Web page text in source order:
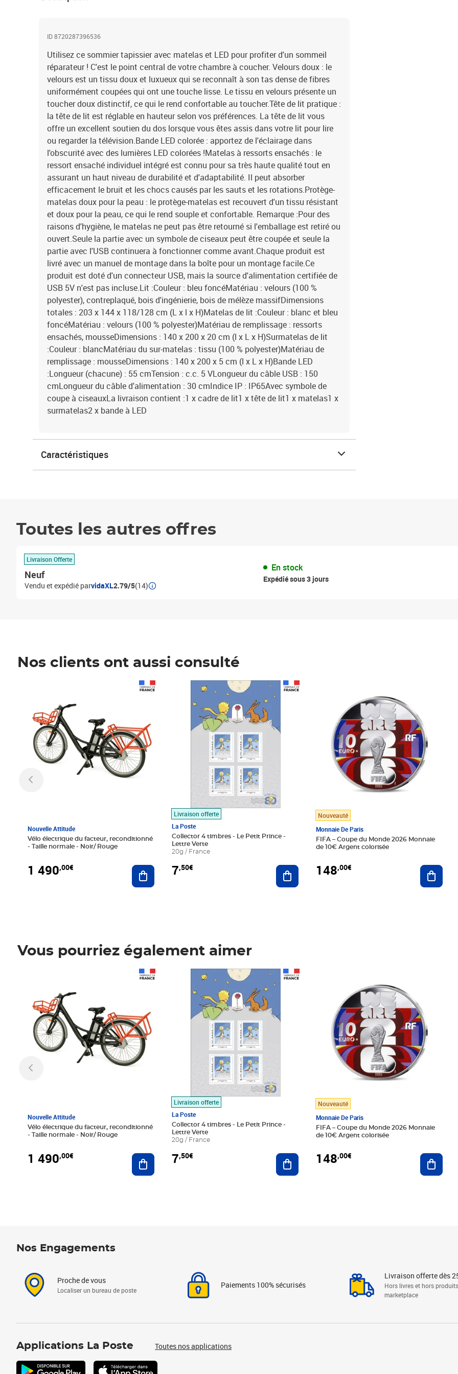
ID 8720287396536
Utilisez ce sommier tapissier avec matelas et LED pour profiter d'un sommeil
réparateur ! C'est le point central de votre chambre à coucher. Velours doux : le
velours est un tissu doux et luxueux qui se reconnaît à son tas dense de fibres
uniformément coupées qui ont une touche lisse. Le tissu en velours présente un
toucher doux distinctif, ce qui le rend confortable au toucher.Tête de lit pratique :
la tête de lit est réglable en hauteur selon vos préférences. La tête de lit vous
offre un excellent soutien du dos lorsque vous êtes assis dans votre lit pour lire
ou regarder la télévision.Bande LED colorée : apportez de l'éclairage dans
l'obscurité avec des lumières LED colorées !Matelas à ressorts ensachés : le
ressort ensaché individuel intégré est connu pour sa très haute qualité tout en
assurant un haut niveau de durabilité et d'adaptabilité. Il peut absorber
efficacement le bruit et les chocs causés par les sauts et les rotations.Protège-
matelas doux pour la peau : le protège-matelas est recouvert d'un tissu résistant
et doux pour la peau, ce qui le rend souple et confortable. Remarque :Pour des
raisons d'hygiène, le matelas ne peut pas être retourné si l'emballage est retiré ou
ouvert.Seule la partie avec un symbole de ciseaux peut être coupée et seule la
partie avec l'USB continuera à fonctionner comme avant.Chaque produit est
livré avec un manuel de montage dans la boîte pour un montage facile.Ce
produit est doté d'un connecteur USB, mais la source d'alimentation certifiée de
USB 5V n'est pas incluse.Lit :Couleur : bleu foncéMatériau : velours (100 %
polyester), contreplaqué, bois d'ingénierie, bois de mélèze massifDimensions
totales : 203 x 144 x 118/128 cm (L x l x H)Matelas de lit :Couleur : blanc et bleu
foncéMatériau : velours (100 % polyester)Matériau de remplissage : ressorts
ensachés, mousseDimensions : 140 x 200 x 20 cm (l x L x H)Surmatelas de lit
:Couleur : blancMatériau du sur-matelas : tissu (100 % polyester)Matériau de
remplissage : mousseDimensions : 140 x 200 x 5 cm (l x L x H)Bande LED
:Longueur (chacune) : 55 cmTension : c.c. 5 VLongueur du câble USB : 150
cmLongueur du câble d'alimentation : 30 cmIndice IP : IP65Avec symbole de
coupe à ciseauxLa livraison contient :1 x cadre de lit1 x tête de lit1 x matelas1 x
surmatelas2 x bande à LED
Caractéristiques
Toutes les autres offres
Livraison Offerte
Neuf
Vendu et expédié parvidaXL2.79/5(14)
En stock
Expédié sous 3 jours
Nos clients ont aussi consulté
Nouvelle Attitude
Vélo électrique du facteur, reconditionné
- Taille normale - Noir/ Rouge
1 490,00€ Ajouter au panier
Livraison offerte
La Poste
Collector 4 timbres - Le Petit Prince -
Lettre Verte
20g / France
7,50€
Prix 7,50€
Ajouter au panier
Nouveauté
Monnaie De Paris
FIFA – Coupe du Monde 2026 Monnaie
de 10€ Argent colorisée
148,00€
Vous pourriez également aimer
Nouvelle Attitude
Vélo électrique du facteur, reconditionné
- Taille normale - Noir/ Rouge
1 490,00€ Ajouter au panier
Livraison offerte
La Poste
Collector 4 timbres - Le Petit Prince -
Lettre Verte
20g / France
7,50€
Prix 7,50€
Ajouter au panier
Nouveauté
Monnaie De Paris
FIFA – Coupe du Monde 2026 Monnaie
de 10€ Argent colorisée
148,00€
Nos Engagements
Proche de vous
Localiser un bureau de poste
Paiements 100% sécurisés
Livraison offerte dès
Hors livres et hors produits
marketplace
Applications La Poste Toutes nos applications